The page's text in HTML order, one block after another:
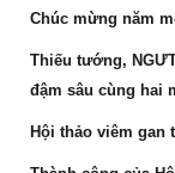
Chúc mừng năm
Thiếu tướng,
đậm sâu cùng hai
Hội thảo viêm gan